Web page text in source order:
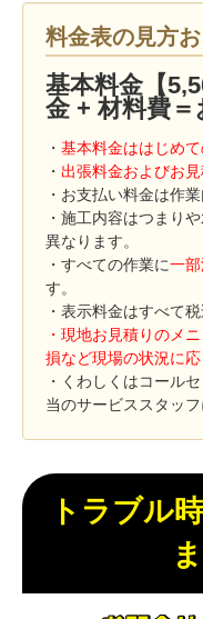
料金表の見方
基本料金【
金 + 材料費
・ 基本料金ははじめて
・ 出張料金およびお見
・お支払い料金は作
・施工内容はつまり
異なります。
・すべての作業に一
す。
・表示料金はすべて
・現地お見積りのメ
損など現場の状況に
・くわしくはコール
当のサービススタッフ
トラブル